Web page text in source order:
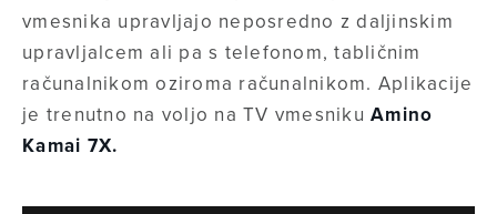
vmesnika upravljajo neposredno z daljinskim
upravljalcem ali pa s telefonom, tabličnim
računalnikom oziroma računalnikom. Aplikacije
je trenutno na voljo na TV vmesniku Amino
Kamai 7X.